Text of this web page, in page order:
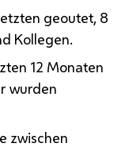
geoutet, 8
Kollegen.
12 Monaten
wurden
zwischen